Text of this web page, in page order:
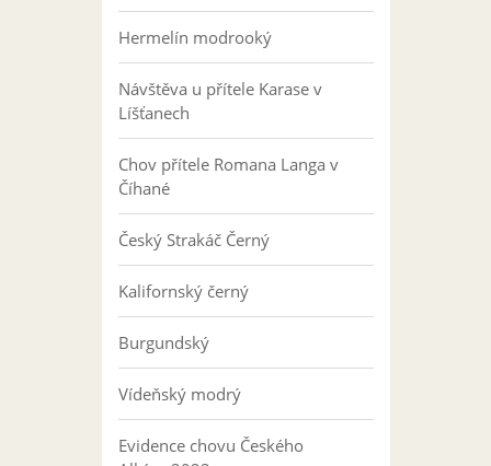
Hermelín modrooký
Návštěva u přítele Karase v
Líšťanech
Chov přítele Romana Langa v
Číhané
Český Strakáč Černý
Kalifornský černý
Burgundský
Vídeňský modrý
Evidence chovu Českého